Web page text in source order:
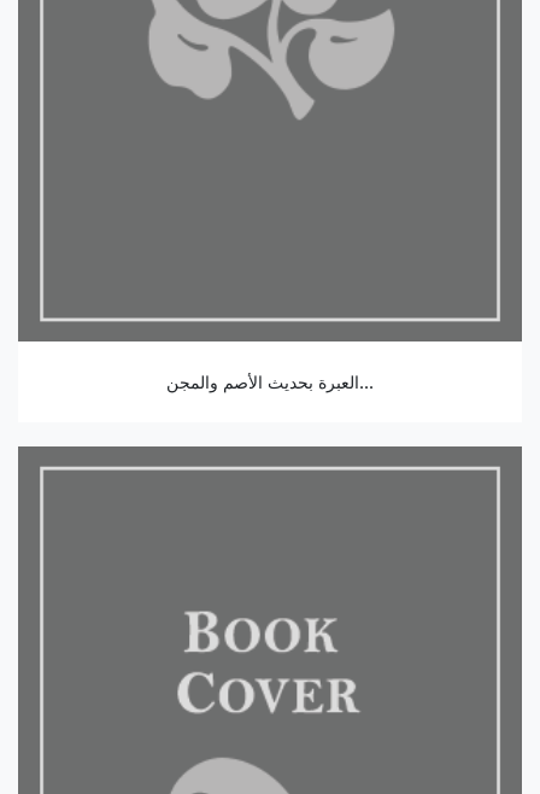
العبرة بحديث الأصم والمجن...